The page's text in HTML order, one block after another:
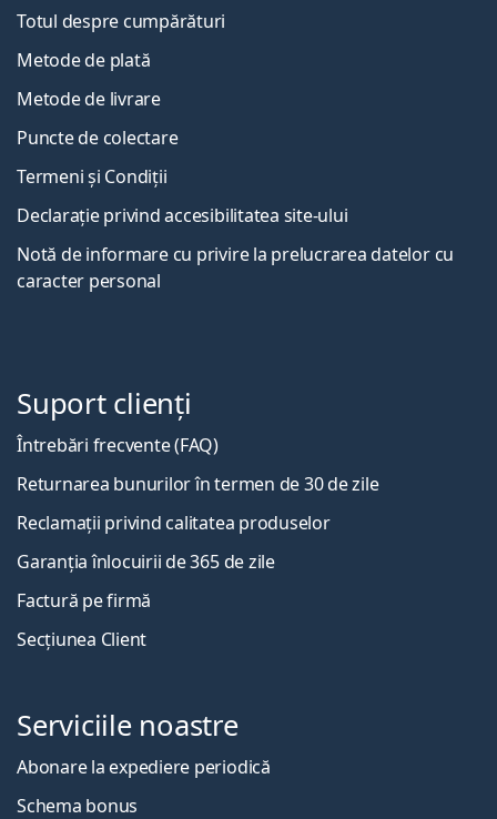
Totul despre cumpărături
Metode de plată
Metode de livrare
Puncte de colectare
Termeni și Condiții
Declarație privind accesibilitatea site-ului
Notă de informare cu privire la prelucrarea datelor cu
caracter personal
Suport clienți
Întrebări frecvente (FAQ)
Returnarea bunurilor în termen de 30 de zile
Reclamații privind calitatea produselor
Garanția înlocuirii de 365 de zile
Factură pe firmă
Secțiunea Client
Serviciile noastre
Abonare la expediere periodică
Schema bonus